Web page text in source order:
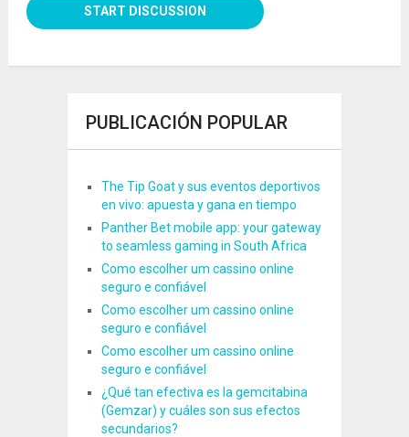
PUBLICACIÓN POPULAR
The Tip Goat y sus eventos deportivos
en vivo: apuesta y gana en tiempo
Panther Bet mobile app: your gateway
to seamless gaming in South Africa
Como escolher um cassino online
seguro e confiável
Como escolher um cassino online
seguro e confiável
Como escolher um cassino online
seguro e confiável
¿Qué tan efectiva es la gemcitabina
(Gemzar) y cuáles son sus efectos
secundarios?